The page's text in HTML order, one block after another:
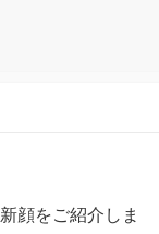
顔をご紹介しま